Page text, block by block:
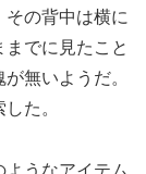
その背中は横に
でに見たこと
無いようだ。
た。
うなアイテム